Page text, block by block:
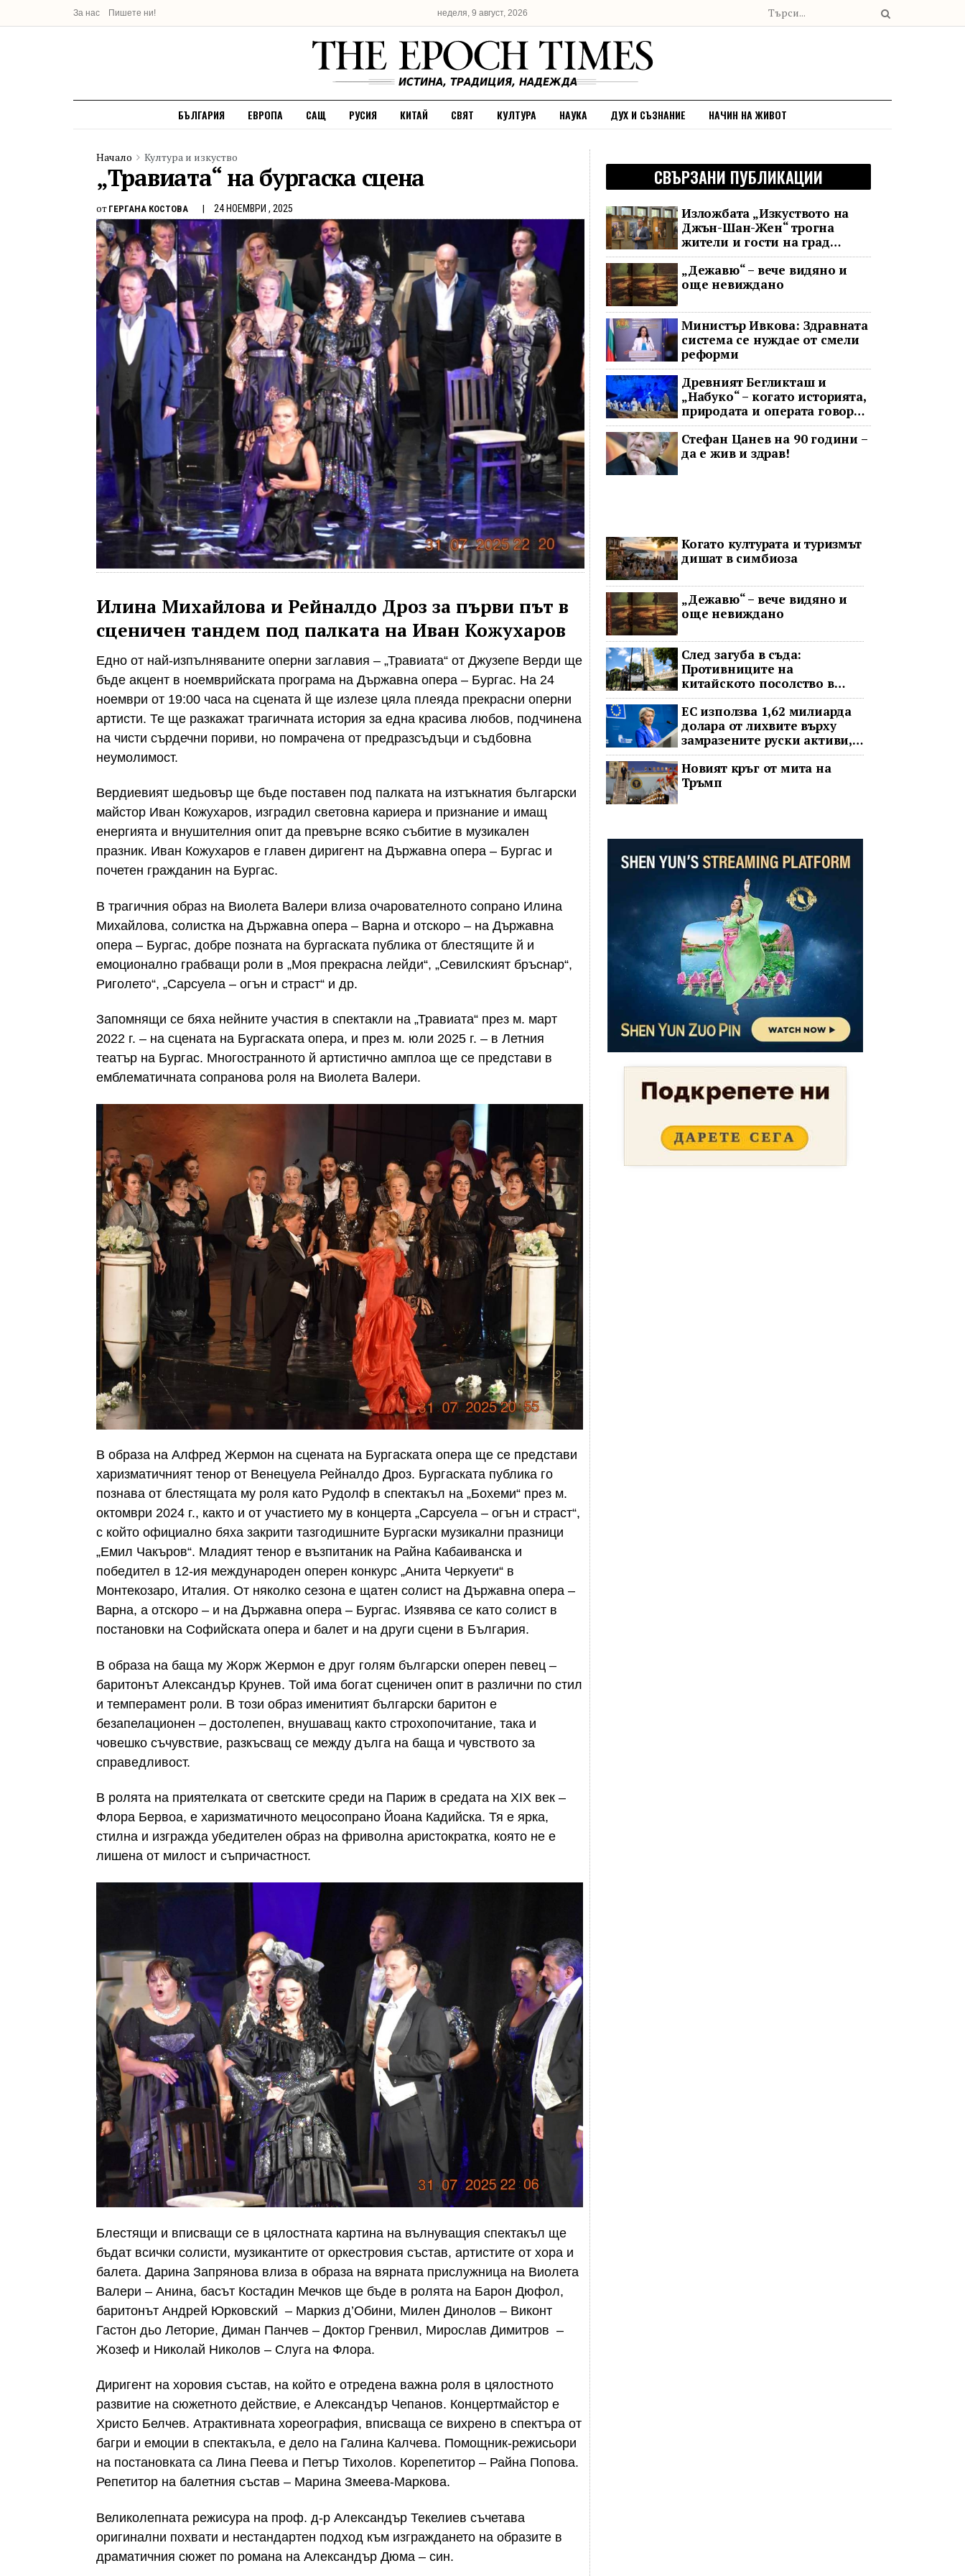
За нас Пишете ни! неделя, 9 август, 2026
БЪЛГАРИЯ ЕВРОПА САЩ РУСИЯ КИТАЙ СВЯТ КУЛТУРА НАУКА ДУХ И СЪЗНАНИЕ НАЧИН НА ЖИВОТ
Начало Култура и изкуство
„Травиата“ на бургаска сцена
от ГЕРГАНА КОСТОВА 24 НОЕМВРИ , 2025
Илина Михайлова и Рейналдо Дроз за първи път в
сценичен тандем под палката на Иван Кожухаров
Едно от най-изпълняваните оперни заглавия – „Травиата“ от Джузепе Верди ще
бъде акцент в ноемврийската програма на Държавна опера – Бургас. На 24
ноември от 19:00 часа на сцената й ще излезе цяла плеяда прекрасни оперни
артисти. Те ще разкажат трагичната история за една красива любов, подчинена
на чисти сърдечни пориви, но помрачена от предразсъдъци и съдбовна
неумолимост.
Вердиевият шедьовър ще бъде поставен под палката на изтъкнатия български
майстор Иван Кожухаров, изградил световна кариера и признание и имащ
енергията и внушителния опит да превърне всяко събитие в музикален
празник. Иван Кожухаров е главен диригент на Държавна опера – Бургас и
почетен гражданин на Бургас.
В трагичния образ на Виолета Валери влиза очарователното сопрано Илина
Михайлова, солистка на Държавна опера – Варна и отскоро – на Държавна
опера – Бургас, добре позната на бургаската публика от блестящите й и
емоционално грабващи роли в „Моя прекрасна лейди“, „Севилският бръснар“,
Риголето“, „Сарсуела – огън и страст“ и др.
Запомнящи се бяха нейните участия в спектакли на „Травиата“ през м. март
2022 г. – на сцената на Бургаската опера, и през м. юли 2025 г. – в Летния
театър на Бургас. Многостранното й артистично амплоа ще се представи в
емблематичната сопранова роля на Виолета Валери.
В образа на Алфред Жермон на сцената на Бургаската опера ще се представи
харизматичният тенор от Венецуела Рейналдо Дроз. Бургаската публика го
познава от блестящата му роля като Рудолф в спектакъл на „Бохеми“ през м.
октомври 2024 г., както и от участието му в концерта „Сарсуела – огън и страст“,
с който официално бяха закрити тазгодишните Бургаски музикални празници
„Емил Чакъров“. Младият тенор е възпитаник на Райна Кабаиванска и
победител в 12-ия международен оперен конкурс „Анита Черкуети“ в
Монтекозаро, Италия. От няколко сезона е щатен солист на Държавна опера –
Варна, а отскоро – и на Държавна опера – Бургас. Изявява се като солист в
постановки на Софийската опера и балет и на други сцени в България.
В образа на баща му Жорж Жермон е друг голям български оперен певец –
баритонът Александър Крунев. Той има богат сценичен опит в различни по стил
и темперамент роли. В този образ именитият български баритон е
безапелационен – достолепен, внушаващ както строхопочитание, така и
човешко съчувствие, разкъсващ се между дълга на баща и чувството за
справедливост.
В ролята на приятелката от светските среди на Париж в средата на XIX век –
Флора Бервоа, е харизматичното мецосопрано Йоана Кадийска. Тя е ярка,
стилна и изгражда убедителен образ на фриволна аристократка, която не е
лишена от милост и съпричастност.
Блестящи и вписващи се в цялостната картина на вълнуващия спектакъл ще
бъдат всички солисти, музикантите от оркестровия състав, артистите от хора и
балета. Дарина Запрянова влиза в образа на вярната прислужница на Виолета
Валери – Анина, басът Костадин Мечков ще бъде в ролята на Барон Дюфол,
баритонът Андрей Юрковский – Маркиз д’Обини, Милен Динолов – Виконт
Гастон дьо Леторие, Диман Панчев – Доктор Гренвил, Мирослав Димитров –
Жозеф и Николай Николов – Слуга на Флора.
Диригент на хоровия състав, на който е отредена важна роля в цялостното
развитие на сюжетното действие, е Александър Чепанов. Концертмайстор е
Христо Белчев. Атрактивната хореография, вписваща се вихрено в спектъра от
багри и емоции в спектакъла, е дело на Галина Калчева. Помощник-режисьори
на постановката са Лина Пеева и Петър Тихолов. Корепетитор – Райна Попова.
Репетитор на балетния състав – Марина Змеева-Маркова.
Великолепната режисура на проф. д-р Александър Текелиев съчетава
оригинални похвати и нестандартен подход към изграждането на образите в
драматичния сюжет по романа на Александър Дюма – син.
СВЪРЗАНИ ПУБЛИКАЦИИ
Изложбата „Изкуството на
Джън-Шан-Жен“ трогна
жители и гости на град
Банско
„Дежавю“ – вече видяно и
още невиждано
Министър Ивкова: Здравната
система се нуждае от смели
реформи
Древният Бегликташ и
„Набуко“ – когато историята,
природата и операта говорят
на един език
Стефан Цанев на 90 години –
да е жив и здрав!
Когато културата и туризмът
дишат в симбиоза
„Дежавю“ – вече видяно и
още невиждано
След загуба в съда:
Противниците на
китайското посолство в
Лондон обжалват
ЕС използва 1,62 милиарда
долара от лихвите върху
замразените руски активи,
за да подкрепи Украйна
Новият кръг от мита на
Тръмп